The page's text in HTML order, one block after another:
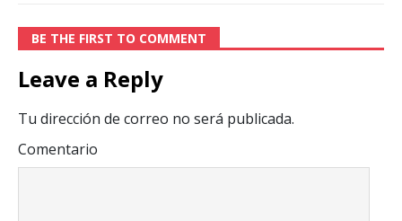
BE THE FIRST TO COMMENT
Leave a Reply
Tu dirección de correo no será publicada.
Comentario